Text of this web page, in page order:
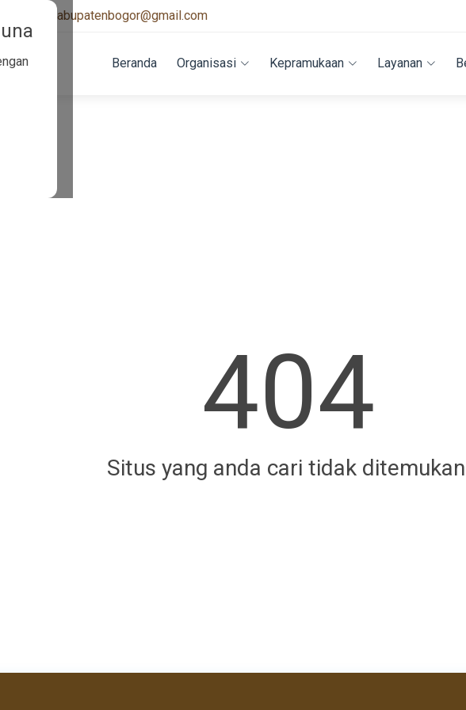
kwarcabkabupatenbogor@gmail.com
Beranda Organisasi Kepramukaan Layanan
404
Situs yang anda cari tidak